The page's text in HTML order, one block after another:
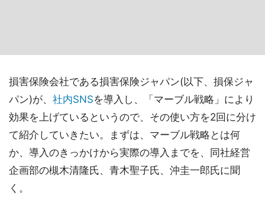
損害保険会社である損害保険ジャパン(以下、損保ジャ
パン)が、 社内SNSを導入し、「マーブル戦略」により
効果を上げているというので、その使い方を2回に分け
て紹介していきたい。まずは、マーブル戦略とは何
か、導入のきっかけから実際の導入までを、同社経営
企画部の槻木清隆氏、青木聖子氏、沖圭一郎氏に聞
く。